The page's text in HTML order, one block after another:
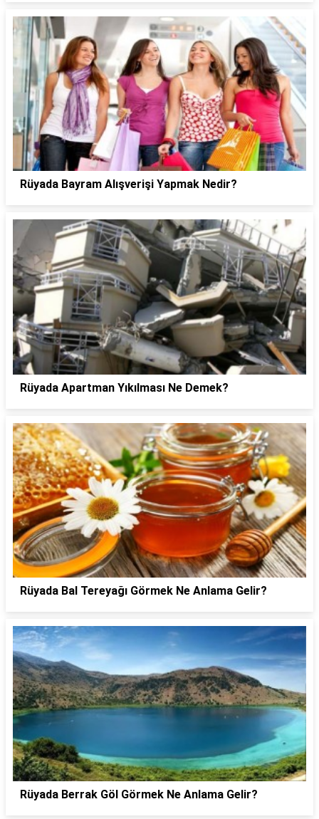
Rüyada Bayram Alışverişi Yapmak Nedir?
Rüyada Apartman Yıkılması Ne Demek?
Rüyada Bal Tereyağı Görmek Ne Anlama Gelir?
Rüyada Berrak Göl Görmek Ne Anlama Gelir?